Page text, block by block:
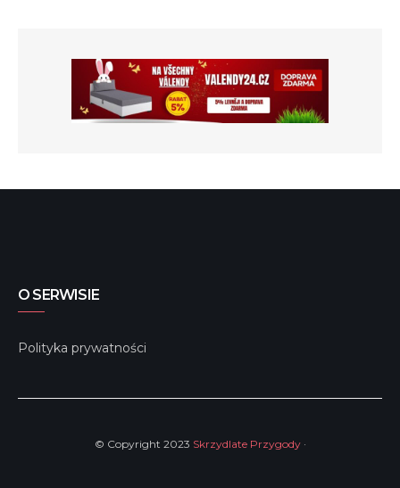
O SERWISIE
Polityka prywatności
© Copyright 2023 Skrzydlate Przygody·